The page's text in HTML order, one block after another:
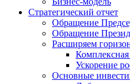
Стратегический отчет
Обращение
Обращение
Расширяем
Комплексная
Ускорение
Основные